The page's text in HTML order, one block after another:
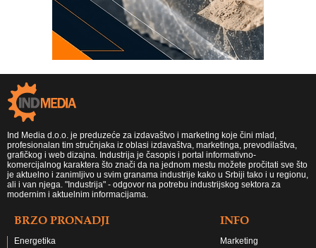
Ind Media d.o.o. je preduzeće za izdavaštvo i marketing koje čini mlad,
profesionalan tim stručnjaka iz oblasi izdavaštva, marketinga, prevodilaštva,
grafičkog i web dizajna. Industrija je časopis i portal informativno-
komercijalnog karaktera što znači da na jednom mestu možete pročitati sve što
je aktuelno i zanimljivo u svim granama industrije kako u Srbiji tako i u regionu,
ali i van njega. "Industrija" - odgovor na potrebu industrijskog sektora za
modernim i aktuelnim informacijama.
BRZO PRONADJI
Energetika
INFO
Marketing